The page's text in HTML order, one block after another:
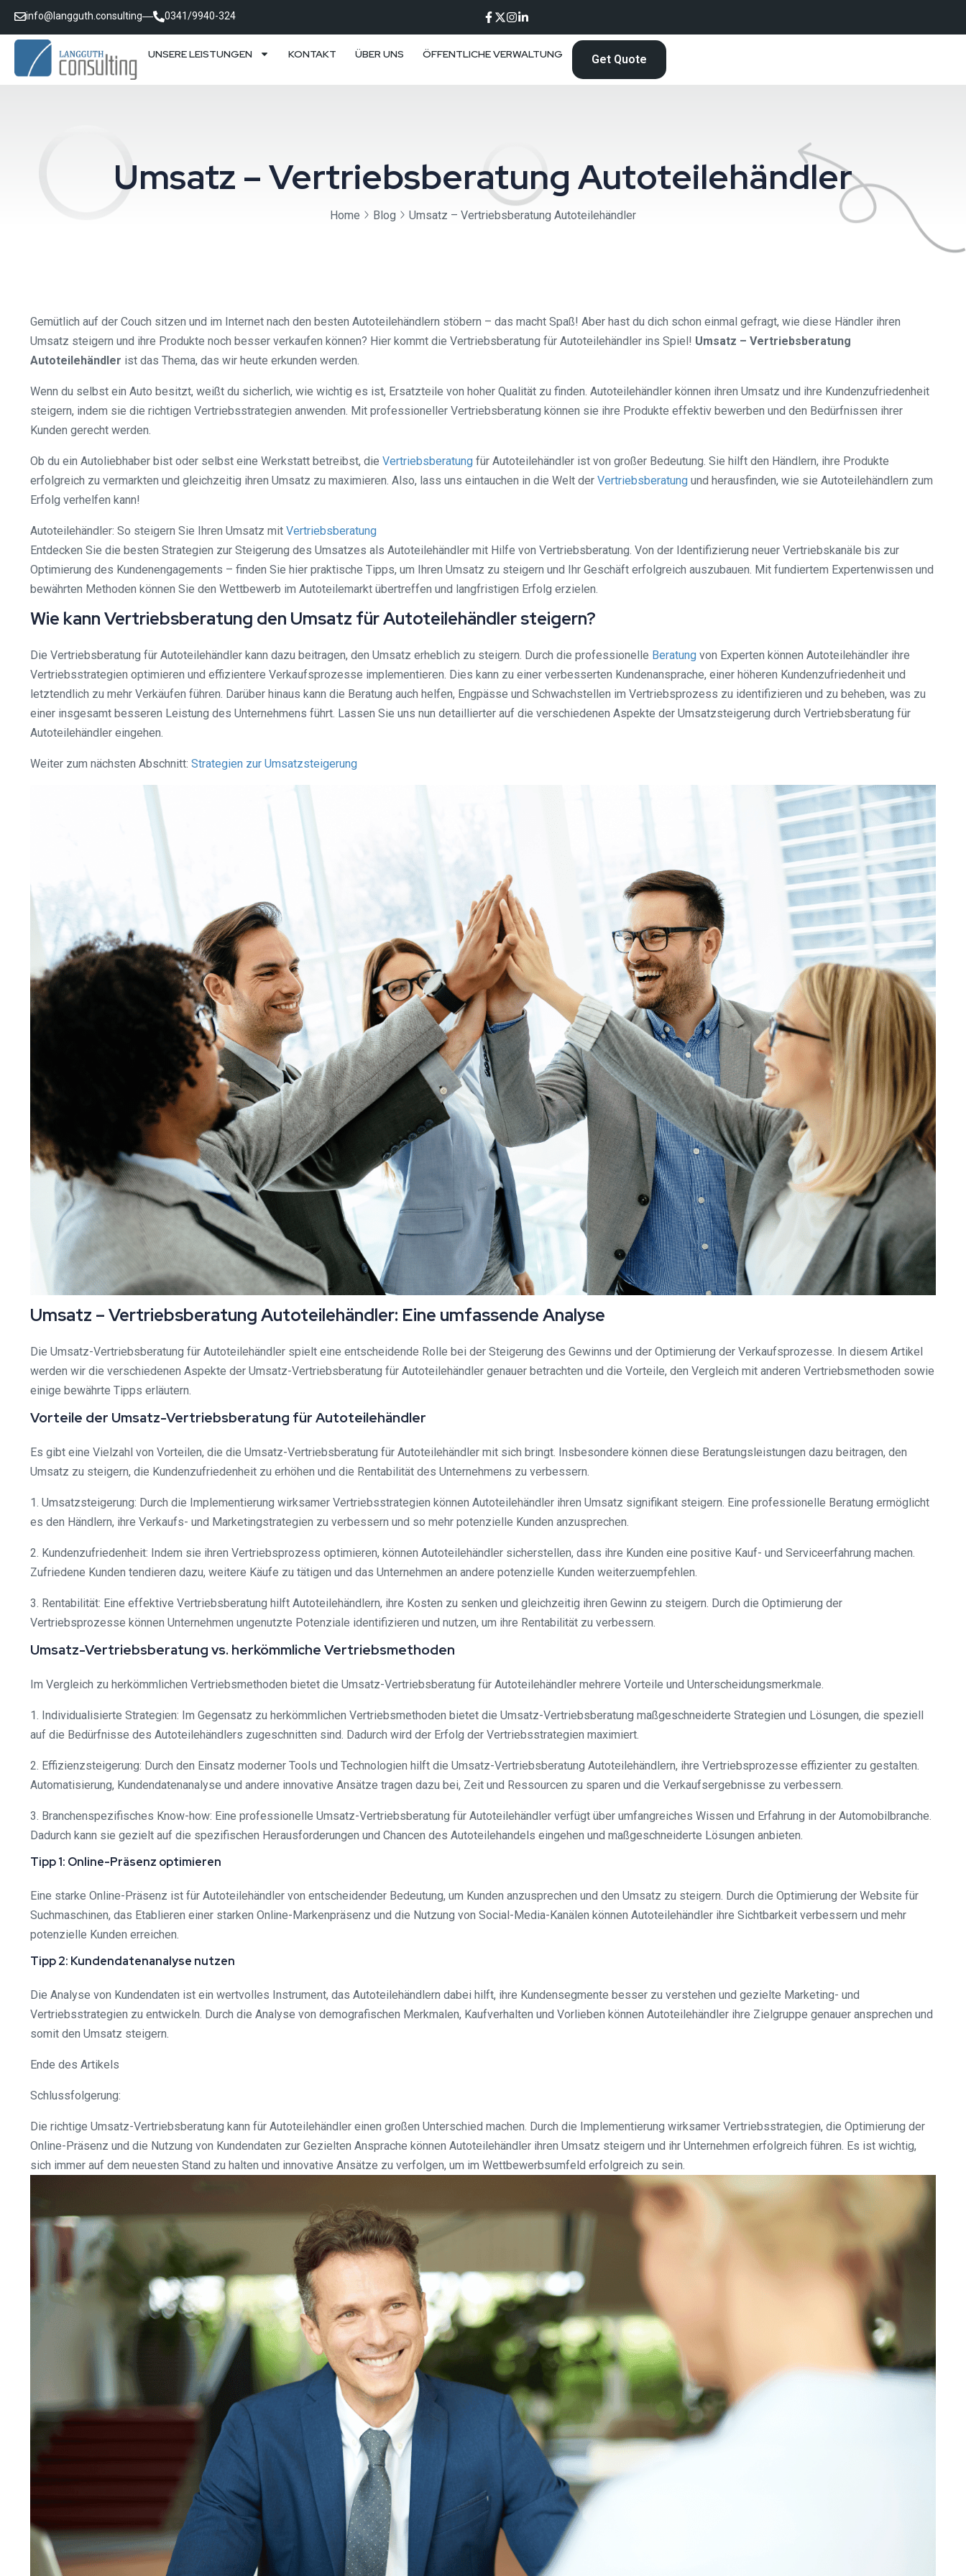
info@langguth.consulting 0341/9940-324
UNSERE LEISTUNGEN KONTAKT ÜBER UNS ÖFFENTLICHE VERWALTUNG Get Quote
Umsatz – Vertriebsberatung Autoteilehändler
Home Blog Umsatz – Vertriebsberatung Autoteilehändler
Gemütlich auf der Couch sitzen und im Internet nach den besten Autoteilehändlern stöbern – das macht Spaß! Aber hast du dich schon einmal gefragt, wie diese Händler ihren
Umsatz steigern und ihre Produkte noch besser verkaufen können? Hier kommt die Vertriebsberatung für Autoteilehändler ins Spiel! Umsatz – Vertriebsberatung
Autoteilehändler ist das Thema, das wir heute erkunden werden.
Wenn du selbst ein Auto besitzt, weißt du sicherlich, wie wichtig es ist, Ersatzteile von hoher Qualität zu finden. Autoteilehändler können ihren Umsatz und ihre Kundenzufriedenheit
steigern, indem sie die richtigen Vertriebsstrategien anwenden. Mit professioneller Vertriebsberatung können sie ihre Produkte effektiv bewerben und den Bedürfnissen ihrer
Kunden gerecht werden.
Ob du ein Autoliebhaber bist oder selbst eine Werkstatt betreibst, die Vertriebsberatung für Autoteilehändler ist von großer Bedeutung. Sie hilft den Händlern, ihre Produkte
erfolgreich zu vermarkten und gleichzeitig ihren Umsatz zu maximieren. Also, lass uns eintauchen in die Welt der Vertriebsberatung und herausfinden, wie sie Autoteilehändlern zum
Erfolg verhelfen kann!
Autoteilehändler: So steigern Sie Ihren Umsatz mit Vertriebsberatung
Entdecken Sie die besten Strategien zur Steigerung des Umsatzes als Autoteilehändler mit Hilfe von Vertriebsberatung. Von der Identifizierung neuer Vertriebskanäle bis zur
Optimierung des Kundenengagements – finden Sie hier praktische Tipps, um Ihren Umsatz zu steigern und Ihr Geschäft erfolgreich auszubauen. Mit fundiertem Expertenwissen und
bewährten Methoden können Sie den Wettbewerb im Autoteilemarkt übertreffen und langfristigen Erfolg erzielen.
Wie kann Vertriebsberatung den Umsatz für Autoteilehändler steigern?
Die Vertriebsberatung für Autoteilehändler kann dazu beitragen, den Umsatz erheblich zu steigern. Durch die professionelle Beratung von Experten können Autoteilehändler ihre
Vertriebsstrategien optimieren und effizientere Verkaufsprozesse implementieren. Dies kann zu einer verbesserten Kundenansprache, einer höheren Kundenzufriedenheit und
letztendlich zu mehr Verkäufen führen. Darüber hinaus kann die Beratung auch helfen, Engpässe und Schwachstellen im Vertriebsprozess zu identifizieren und zu beheben, was zu
einer insgesamt besseren Leistung des Unternehmens führt. Lassen Sie uns nun detaillierter auf die verschiedenen Aspekte der Umsatzsteigerung durch Vertriebsberatung für
Autoteilehändler eingehen.
Weiter zum nächsten Abschnitt: Strategien zur Umsatzsteigerung
Umsatz – Vertriebsberatung Autoteilehändler: Eine umfassende Analyse
Die Umsatz-Vertriebsberatung für Autoteilehändler spielt eine entscheidende Rolle bei der Steigerung des Gewinns und der Optimierung der Verkaufsprozesse. In diesem Artikel
werden wir die verschiedenen Aspekte der Umsatz-Vertriebsberatung für Autoteilehändler genauer betrachten und die Vorteile, den Vergleich mit anderen Vertriebsmethoden sowie
einige bewährte Tipps erläutern.
Vorteile der Umsatz-Vertriebsberatung für Autoteilehändler
Es gibt eine Vielzahl von Vorteilen, die die Umsatz-Vertriebsberatung für Autoteilehändler mit sich bringt. Insbesondere können diese Beratungsleistungen dazu beitragen, den
Umsatz zu steigern, die Kundenzufriedenheit zu erhöhen und die Rentabilität des Unternehmens zu verbessern.
1. Umsatzsteigerung: Durch die Implementierung wirksamer Vertriebsstrategien können Autoteilehändler ihren Umsatz signifikant steigern. Eine professionelle Beratung ermöglicht
es den Händlern, ihre Verkaufs- und Marketingstrategien zu verbessern und so mehr potenzielle Kunden anzusprechen.
2. Kundenzufriedenheit: Indem sie ihren Vertriebsprozess optimieren, können Autoteilehändler sicherstellen, dass ihre Kunden eine positive Kauf- und Serviceerfahrung machen.
Zufriedene Kunden tendieren dazu, weitere Käufe zu tätigen und das Unternehmen an andere potenzielle Kunden weiterzuempfehlen.
3. Rentabilität: Eine effektive Vertriebsberatung hilft Autoteilehändlern, ihre Kosten zu senken und gleichzeitig ihren Gewinn zu steigern. Durch die Optimierung der
Vertriebsprozesse können Unternehmen ungenutzte Potenziale identifizieren und nutzen, um ihre Rentabilität zu verbessern.
Umsatz-Vertriebsberatung vs. herkömmliche Vertriebsmethoden
Im Vergleich zu herkömmlichen Vertriebsmethoden bietet die Umsatz-Vertriebsberatung für Autoteilehändler mehrere Vorteile und Unterscheidungsmerkmale.
1. Individualisierte Strategien: Im Gegensatz zu herkömmlichen Vertriebsmethoden bietet die Umsatz-Vertriebsberatung maßgeschneiderte Strategien und Lösungen, die speziell
auf die Bedürfnisse des Autoteilehändlers zugeschnitten sind. Dadurch wird der Erfolg der Vertriebsstrategien maximiert.
2. Effizienzsteigerung: Durch den Einsatz moderner Tools und Technologien hilft die Umsatz-Vertriebsberatung Autoteilehändlern, ihre Vertriebsprozesse effizienter zu gestalten.
Automatisierung, Kundendatenanalyse und andere innovative Ansätze tragen dazu bei, Zeit und Ressourcen zu sparen und die Verkaufsergebnisse zu verbessern.
3. Branchenspezifisches Know-how: Eine professionelle Umsatz-Vertriebsberatung für Autoteilehändler verfügt über umfangreiches Wissen und Erfahrung in der Automobilbranche.
Dadurch kann sie gezielt auf die spezifischen Herausforderungen und Chancen des Autoteilehandels eingehen und maßgeschneiderte Lösungen anbieten.
Tipp 1: Online-Präsenz optimieren
Eine starke Online-Präsenz ist für Autoteilehändler von entscheidender Bedeutung, um Kunden anzusprechen und den Umsatz zu steigern. Durch die Optimierung der Website für
Suchmaschinen, das Etablieren einer starken Online-Markenpräsenz und die Nutzung von Social-Media-Kanälen können Autoteilehändler ihre Sichtbarkeit verbessern und mehr
potenzielle Kunden erreichen.
Tipp 2: Kundendatenanalyse nutzen
Die Analyse von Kundendaten ist ein wertvolles Instrument, das Autoteilehändlern dabei hilft, ihre Kundensegmente besser zu verstehen und gezielte Marketing- und
Vertriebsstrategien zu entwickeln. Durch die Analyse von demografischen Merkmalen, Kaufverhalten und Vorlieben können Autoteilehändler ihre Zielgruppe genauer ansprechen und
somit den Umsatz steigern.
Ende des Artikels
Schlussfolgerung:
Die richtige Umsatz-Vertriebsberatung kann für Autoteilehändler einen großen Unterschied machen. Durch die Implementierung wirksamer Vertriebsstrategien, die Optimierung der
Online-Präsenz und die Nutzung von Kundendaten zur Gezielten Ansprache können Autoteilehändler ihren Umsatz steigern und ihr Unternehmen erfolgreich führen. Es ist wichtig,
sich immer auf dem neuesten Stand zu halten und innovative Ansätze zu verfolgen, um im Wettbewerbsumfeld erfolgreich zu sein.